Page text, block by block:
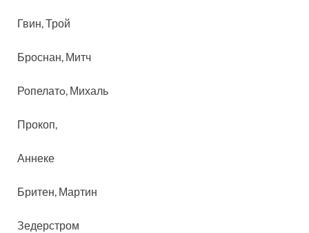
Гвин, Трой
Броснан, Митч
Ропелатo, Михаль
Прокоп,
Аннеке
Бритен, Мартин
Зедерстром